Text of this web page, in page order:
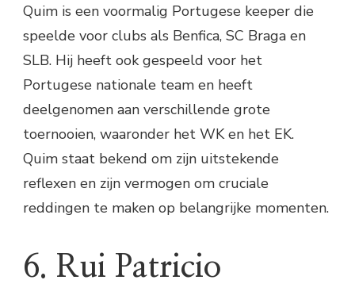
Quim is een voormalig Portugese keeper die
speelde voor clubs als Benfica, SC Braga en
SLB. Hij heeft ook gespeeld voor het
Portugese nationale team en heeft
deelgenomen aan verschillende grote
toernooien, waaronder het WK en het EK.
Quim staat bekend om zijn uitstekende
reflexen en zijn vermogen om cruciale
reddingen te maken op belangrijke momenten.
6. Rui Patricio